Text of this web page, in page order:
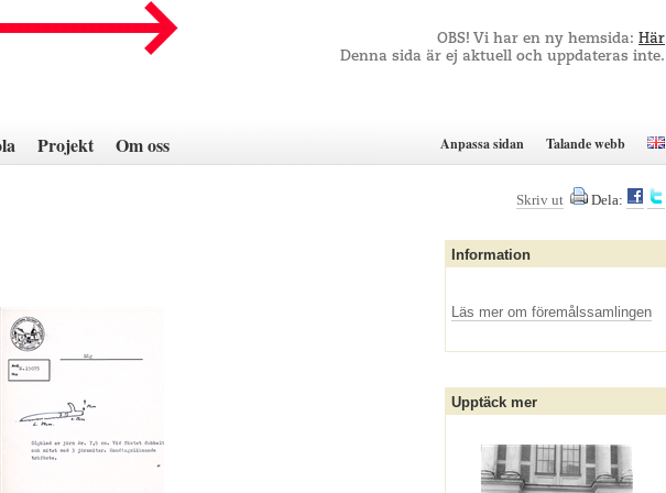
OBS! Vi har en ny hemsida: Här
Denna sida är ej aktuell och uppdateras inte.
Projekt Om oss Anpassa sidan Talande webb
Skriv ut Dela:
Information
Läs mer om föremålssamlingen
Upptäck mer